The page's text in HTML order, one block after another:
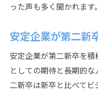
った声も多く聞かれます。
安定企業が第二新
安定企業が第二新卒を
としての期待と長期的
二新卒は新卒と比べて